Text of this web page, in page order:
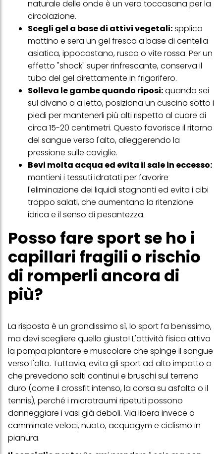
naturale delle onde è un vero toccasana per la
circolazione.
Scegli gel a base di attivi vegetali:spplica
mattino e sera un gel fresco a base di centella
asiatica, ippocastano, rusco o vite rossa. Per un
effetto "shock" super rinfrescante, conserva il
tubo del gel direttamente in frigorifero.
Solleva le gambe quando riposi:quando sei
sul divano o a letto, posiziona un cuscino sotto i
piedi per mantenerli più alti rispetto al cuore di
circa 15-20 centimetri. Questo favorisce il ritorno
del sangue verso l'alto, alleggerendo la
pressione sulle caviglie.
Bevi molta acqua ed evita il sale in eccesso:
mantieni i tessuti idratati per favorire
l'eliminazione dei liquidi stagnanti ed evita i cibi
troppo salati, che aumentano la ritenzione
idrica e il senso di pesantezza.
Posso fare sport se ho i
capillari fragili o rischio
di romperli ancora di
più?
La risposta è un grandissimo sì, lo sport fa benissimo,
ma devi scegliere quello giusto! L'attività fisica attiva
la pompa plantare e muscolare che spinge il sangue
verso l'alto. Tuttavia, evita gli sport ad alto impatto o
che prevedono salti continui e bruschi sul terreno
duro (come il crossfit intenso, la corsa su asfalto o il
tennis), perché i microtraumi ripetuti possono
danneggiare i vasi già deboli. Via libera invece a
camminate veloci, nuoto, acquagym e ciclismo in
pianura.